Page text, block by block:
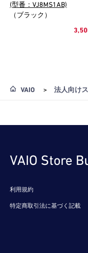
(型番：VJ8MS1AB)
（ブラック）
VAIO > 法人向け
VAIO Store
利用規約
特定商取引法に基づく記載